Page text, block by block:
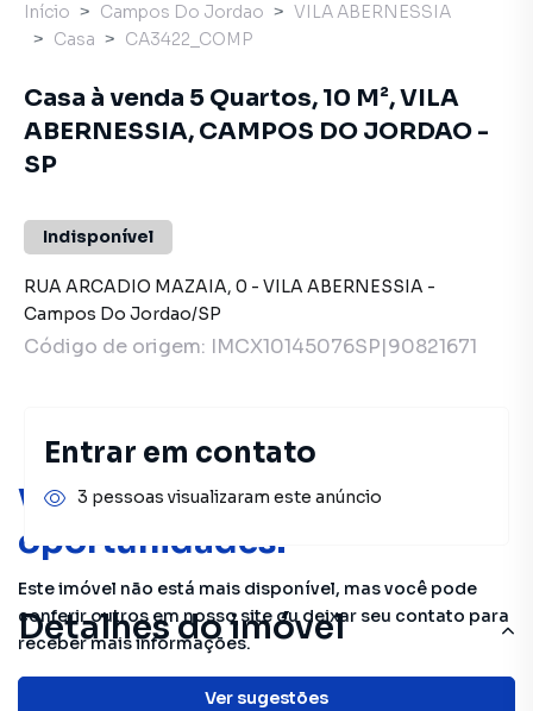
Você pode encontrar novas
oportunidades!
Este imóvel não está mais disponível, mas você pode
conferir outros em nosso site ou deixar seu contato para
receber mais informações.
Ver sugestões
Detalhes do imóvel
Início Campos Do Jordao
VILA ABERNESSIA
Casa
CA3422_COMP
Casa à venda 5 Quartos, 10 M², VILA
ABERNESSIA, CAMPOS DO JORDAO -
SP
Indisponível
RUA ARCADIO MAZAIA, 0 - VILA ABERNESSIA -
Campos Do Jordao/SP
Código de origem: IMCX10145076SP|90821671
Entrar em contato
3 pessoas visualizaram este anúncio